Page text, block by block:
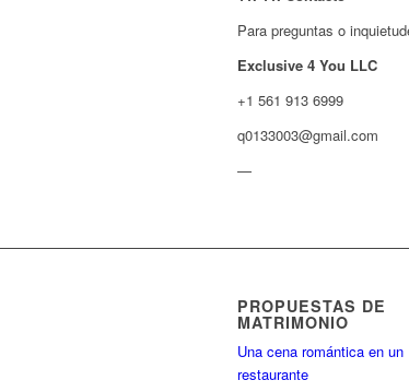
Para preguntas o
Exclusive 4 You LLC
+1 561 913 6999
q0133003@gmail.com
—
PROPUESTAS DE
MATRIMONIO
Una cena romántica en un
restaurante